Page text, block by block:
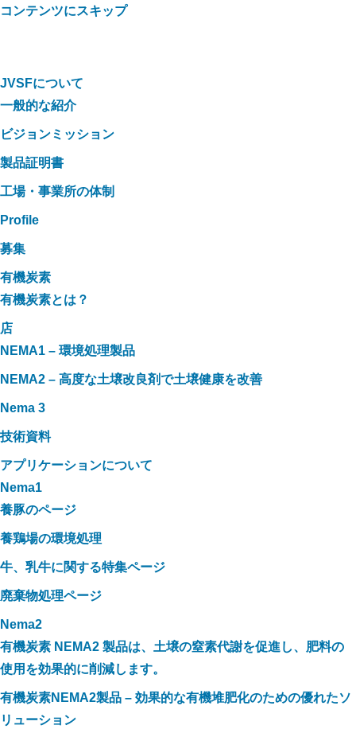
コンテンツにスキップ
JVSFについて
一般的な紹介
ビジョンミッション
製品証明書
工場・事業所の体制
Profile
募集
有機炭素
有機炭素とは？
店
NEMA1 – 環境処理製品
NEMA2 – 高度な土壌改良剤で土壌健康を改善
Nema 3
技術資料
アプリケーションについて
Nema1
養豚のページ
養鶏場の環境処理
牛、乳牛に関する特集ページ
廃棄物処理ページ
Nema2
有機炭素 NEMA2 製品は、土壌の窒素代謝を促進し、肥料の
使用を効果的に削減します。
有機炭素NEMA2製品 – 効果的な有機堆肥化のための優れたソ
リューション